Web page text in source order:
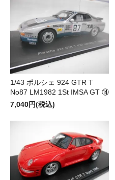
1/43 ポルシェ 924 GTR T
No87 LM1982 1St IMSA GT ⑭
7,040円(税込)